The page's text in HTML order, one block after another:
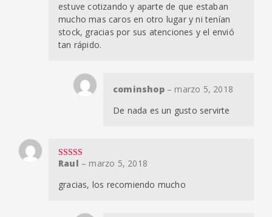
estuve cotizando y aparte de que estaban
mucho mas caros en otro lugar y ni tenían
stock, gracias por sus atenciones y el envió
tan rápido.
cominshop – marzo 5, 2018
De nada es un gusto servirte
Valorado en
Raul – marzo 5, 2018
gracias, los recomiendo mucho